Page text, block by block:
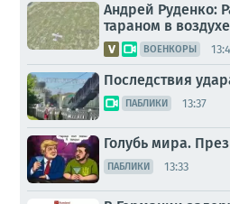
Андрей Руденко:
тараном в
ВОЕНКОРЫ
Последствия
ПАБЛИКИ 13:37
Голубь мира.
ПАБЛИКИ 13:33